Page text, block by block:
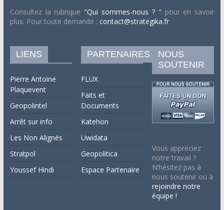
Consultez la rubrique "Qui sommes-nous ? " pour en savoir
plus. Pour toute demande : contact@strategika.fr
LIENS
Pierre Antoine
Plaquevent
Geopolintel
Arrêt sur info
Les Non Alignés
Stratpol
Youssef Hindi
PARTENAIRES
FLUX
Faits et
Documents
Katehon
Uwidata
Geopolitica
Espace Partenaire
NOUS
SOUTENIR
Vous appréciez
notre travail ?
N’hésitez pas à
nous soutenir ou à
rejoindre notre
équipe !